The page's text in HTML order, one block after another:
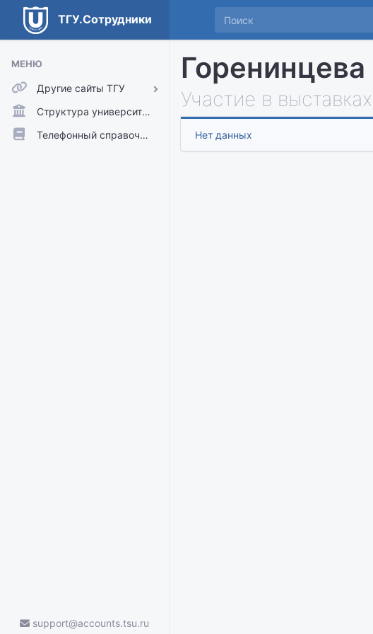
ТГУ.Сотрудники
МЕНЮ
Другие сайты ТГУ
ТГУ.Аккаунты
ТГУ.Расписание
Структура университета
Телефонный справочник
support@accounts.tsu.ru
Участие в выставках
Нет данных